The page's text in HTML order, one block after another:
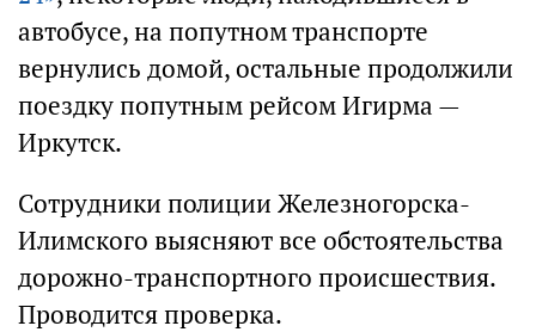
автобусе, на попутном транспорте
вернулись домой, остальные продолжили
поездку попутным рейсом Игирма —
Иркутск.
Сотрудники полиции Железногорска-
Илимского выясняют все обстоятельства
дорожно-транспортного происшествия.
Проводится проверка.